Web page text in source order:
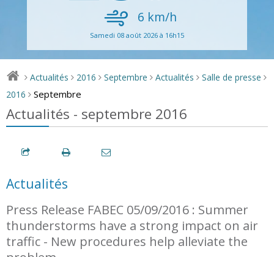
6 km/h
Samedi 08 août 2026 à 16h15
> Actualités > 2016 > Septembre > Actualités > Salle de presse >
2016 > Septembre
Actualités - septembre 2016
Actualités
Press Release FABEC 05/09/2016 : Summer
thunderstorms have a strong impact on air
traffic - New procedures help alleviate the